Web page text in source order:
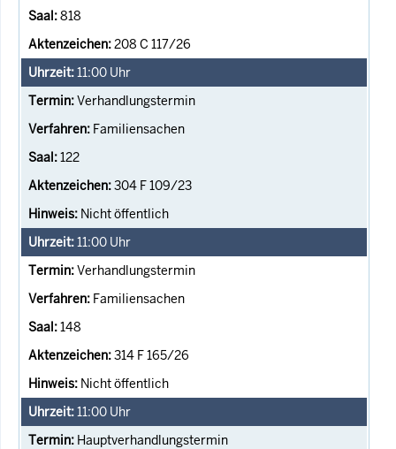
818
208 C 117/26
11:00 Uhr
Verhandlungstermin
Familiensachen
122
304 F 109/23
Nicht öffentlich
11:00 Uhr
Verhandlungstermin
Familiensachen
148
314 F 165/26
Nicht öffentlich
11:00 Uhr
Hauptverhandlungstermin